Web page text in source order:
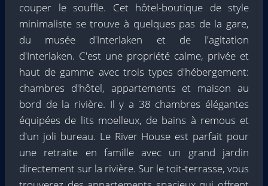
couper le souffle. Cet hôtel-boutique de style
minimaliste se trouve à quelques pas de la gare,
du musée d'Interlaken et de l'agitation
d'Interlaken. C'est une propriété calme, privée et
haut de gamme avec trois types d'hébergement:
chambres d'hôtel, appartements et maison au
bord de la rivière. Il y a 38 chambres élégantes
équipées de lits moelleux, de bains à remous et
d'un joli bureau. Le River House est parfait pour
une retraite en famille avec un grand jardin
directement sur la rivière. Sur le toit-terrasse, vous